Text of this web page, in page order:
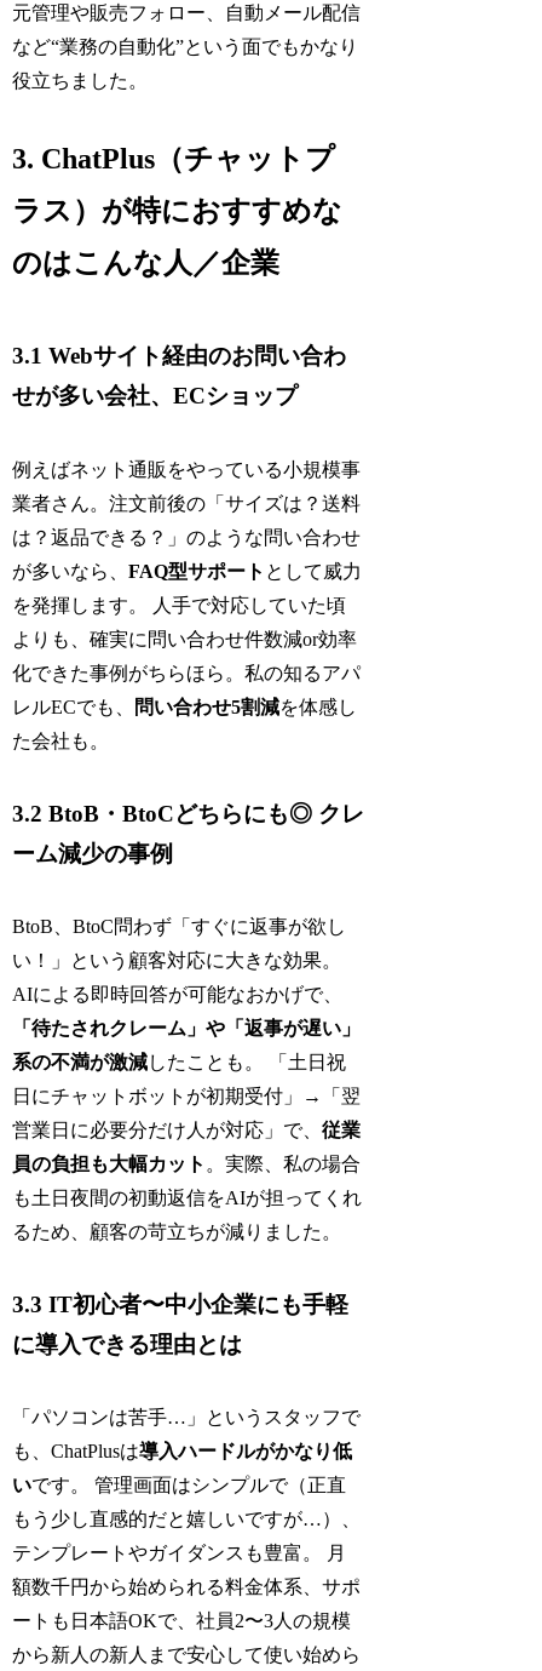
元管理や販売フォロー、自動メール配信
など“業務の自動化”という面でもかなり
役立ちました。
3. ChatPlus（チャットプ
ラス）が特におすすめな
のはこんな人／企業
3.1 Webサイト経由のお問い合わ
せが多い会社、ECショップ
例えばネット通販をやっている小規模事
業者さん。注文前後の「サイズは？送料
は？返品できる？」のような問い合わせ
が多いなら、FAQ型サポート として威力
を発揮します。 人手で対応していた頃
よりも、確実に問い合わせ件数減or効率
化できた事例がちらほら。私の知るアパ
レルECでも、
問い合わせ5割減を体感し
た会社も。
3.2 BtoB・BtoCどちらにも◎ クレ
ーム減少の事例
BtoB、BtoC問わず「すぐに返事が欲し
い！」という顧客対応に大きな効果。
AIによる即時回答が可能なおかげで、
「待たされクレーム」や「返事が遅い」
系の不満が激減したことも。 「土日祝
日にチャットボットが初期受付」→「翌
営業日に必要分だけ人が対応」で、従業
員の負担も大幅カット 。実際、私の場合
も土日夜間の初動返信をAIが担ってくれ
るため、顧客の苛立ちが減りました。
3.3 IT初心者〜中小企業にも手軽
に導入できる理由とは
「パソコンは苦手…」というスタッフで
も、ChatPlusは導入ハードルがかなり低
いです。 管理画面はシンプルで（正直
もう少し直感的だと嬉しいですが…）、
テンプレートやガイダンスも豊富。 月
額数千円から始められる料金体系、サポ
ートも日本語OKで、社員2〜3人の規模
から新人の新人まで安心して使い始めら